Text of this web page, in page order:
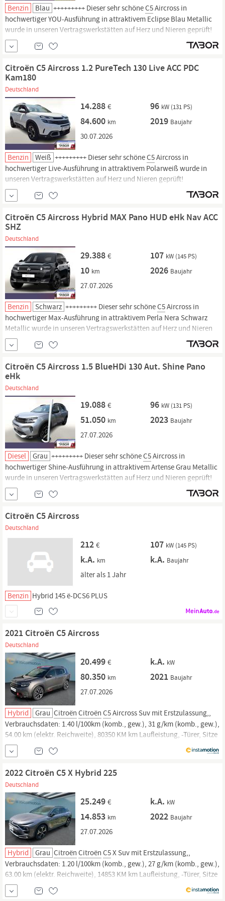
Benzin Blau +++++++++ Dieser sehr schöneC5Aircross in
hochwertiger YOU-Ausführung in attraktivem Eclipse Blau Metallic
wurde in unseren Vertragswerkstätten auf Herz und Nieren geprüft!
Europaweite Herstellergarantie. Zu einer Probefahrt sind Sie jederzeit
herzlich willkommen! Top-Ausstattung Getriebe Automatik -
Citroën C5 Aircross 1.2 PureTech 130 Live ACC PDC
Kam180
Deutschland
14.288 € 96 kW (131 PS)
84.600 km 2019 Baujahr
30.07.2026
Benzin Weiß +++++++++ Dieser sehr schöneC5Aircross in
hochwertiger Live-Ausführung in attraktivem Polarweiß wurde in
unseren Vertragswerkstätten auf Herz und Nieren geprüft!
Garantiemindestdauer 12 Monate. Zu einer Probefahrt sind Sie
jederzeit herzlich willkommen! Top-Ausstattung Kälte-Paket inkl.
Citroën C5 Aircross Hybrid MAX Pano HUD eHk Nav ACC
SHZ
Deutschland
29.388 € 107 kW (145 PS)
10 km 2026 Baujahr
27.07.2026
Benzin Schwarz +++++++++ Dieser sehr schöneC5Aircross in
hochwertiger Max-Ausführung in attraktivem Perla Nera Schwarz
Metallic wurde in unseren Vertragswerkstätten auf Herz und Nieren
geprüft! Europaweite Herstellergarantie. Zu einer Probefahrt sind Sie
jederzeit herzlich willkommen! Top-Ausstattung Getriebe Automatik -
Citroën C5 Aircross 1.5 BlueHDi 130 Aut. Shine Pano
eHk
Deutschland
19.088 € 96 kW (131 PS)
51.050 km 2023 Baujahr
27.07.2026
Diesel Grau +++++++++ Dieser sehr schöneC5Aircross in
hochwertiger Shine-Ausführung in attraktivem Artense Grau Metallic
wurde in unseren Vertragswerkstätten auf Herz und Nieren geprüft!
Garantiemindestdauer 12 Monate. Zu einer Probefahrt sind Sie
jederzeit herzlich willkommen! Top-Ausstattung Getriebe Automatik -
Citroën C5 Aircross
Deutschland
212 € 107 kW (145 PS)
k.A. km k.A. Baujahr
älter als 1 Jahr
Benzin Hybrid 145 ë-DCS6 PLUS
2021 Citroën C5 Aircross
Deutschland
20.499 € k.A. kW
80.350 km 2021 Baujahr
27.07.2026
Hybrid Grau Citroën Citroën C5Aircross Suv mit Erstzulassung,,
Verbrauchsdaten: 1.40 l/100km (komb., gew.), 31 g/km (komb., gew.),
54.00 km (elektr. Reichweite), 80350 KM km Laufleistung, -Türer, Sitze
und. Jetzt bei instamotion online kaufen oder günstig finanzieren.
Nur geprüfte Fahrzeuge mit Garantie, 14 Tage Rückgaberecht und...
2022 Citroën C5 X Hybrid 225
Deutschland
25.249 € k.A. kW
14.853 km 2022 Baujahr
27.07.2026
Hybrid Grau Citroën Citroën C5X Suv mit Erstzulassung,,
Verbrauchsdaten: 1.20 l/100km (komb., gew.), 27 g/km (komb., gew.),
63.00 km (elektr. Reichweite), 14853 KM km Laufleistung, -Türer, Sitze
und. Jetzt bei instamotion online kaufen oder günstig finanzieren.
Nur geprüfte Fahrzeuge mit Garantie, 14 Tage Rückgaberecht und...